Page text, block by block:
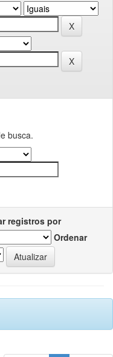
busca.
registros por
Ordenar